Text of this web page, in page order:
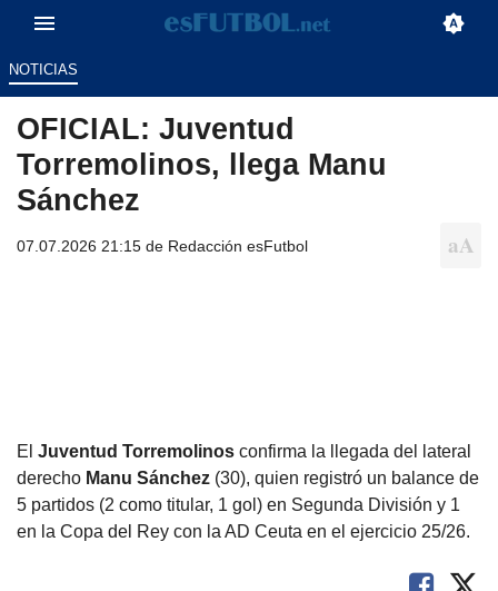
NOTICIAS
OFICIAL: Juventud
Torremolinos, llega Manu
Sánchez
07.07.2026 21:15 de Redacción esFutbol
El Juventud Torremolinos confirma la llegada del lateral
derecho Manu Sánchez (30), quien registró un balance de
5 partidos (2 como titular, 1 gol) en Segunda División y 1
en la Copa del Rey con la AD Ceuta en el ejercicio 25/26.